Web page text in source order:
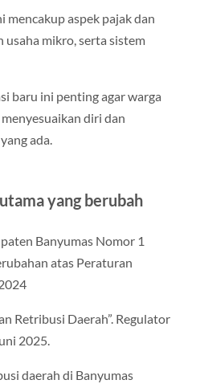
mencakup aspek pajak dan
mikro, serta sistem
baru ini penting agar warga
diri dan
ada.
yang berubah
Banyumas Nomor 1
atas Peraturan
Retribusi Daerah”. Regulator
2025.
daerah di Banyumas